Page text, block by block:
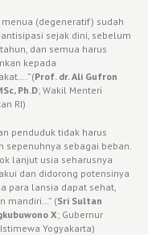
menua (degeneratif) sudah
sejak dini, sebelum
dan semua harus
kepada
Prof. dr. Ali Gufron
Ph.D; Wakil Menteri
RI)
penduduk tidak harus
sepenuhnya sebagai beban.
lanjut usia seharusnya
dan didorong potensinya
para lansia dapat sehat,
mandiri…” (Sri Sultan
X; Gubernur
Yogyakarta)